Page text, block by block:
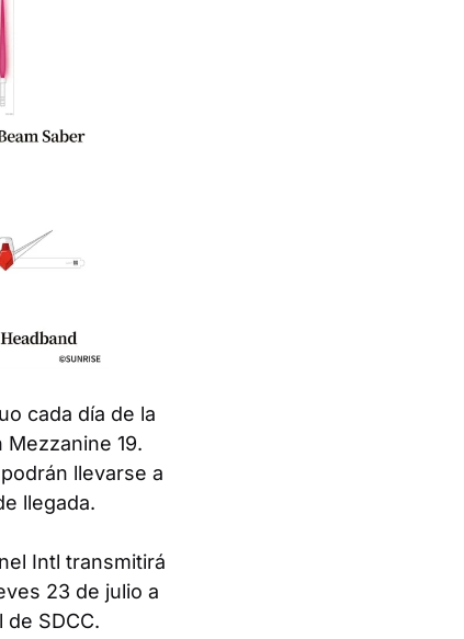
cada día de la
19.
llevarse a
llegada.
Intl transmitirá
23 de julio a
de SDCC.